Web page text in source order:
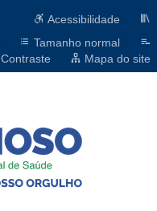
Acessibilidade
Tamanho normal
Contraste Mapa do site